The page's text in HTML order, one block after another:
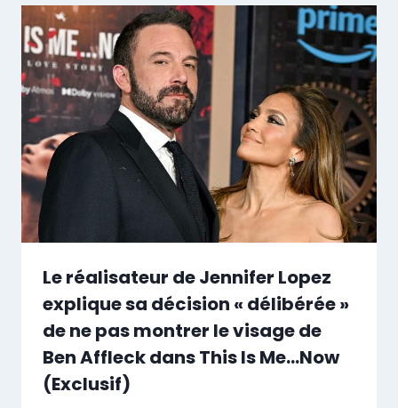
Le réalisateur de Jennifer Lopez
explique sa décision « délibérée »
de ne pas montrer le visage de
Ben Affleck dans This Is Me…Now
(Exclusif)